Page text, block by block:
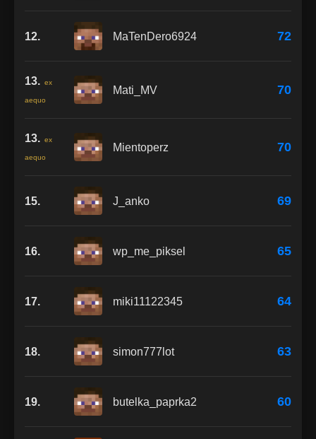
12. MaTenDero6924 72
13. ex
aequo
Mati_MV 70
13. ex
aequo
Mientoperz 70
15. J_anko 69
16. wp_me_piksel 65
17. miki11122345 64
18. simon777lot 63
19. butelka_paprka2 60